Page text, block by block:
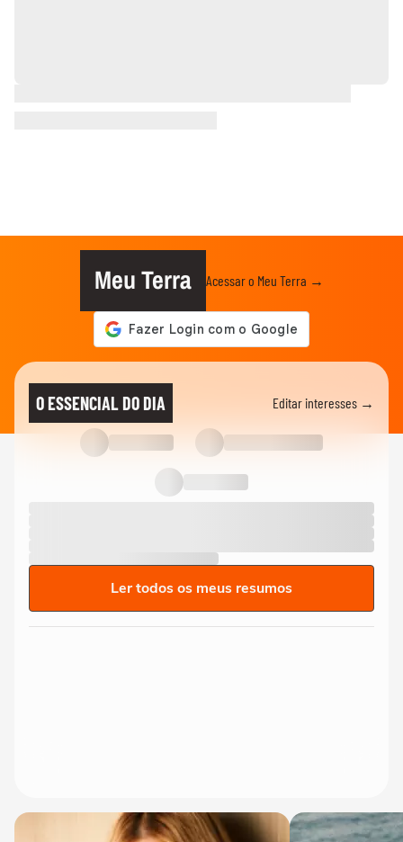
Meu Terra Acessar o Meu Terra →
O ESSENCIAL DO DIA Editar interesses →
Ler todos os meus resumos